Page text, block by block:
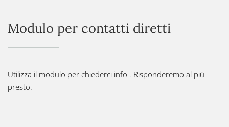
Modulo per contatti diretti
Utilizza il modulo per chiederci info . Risponderemo al più
presto.